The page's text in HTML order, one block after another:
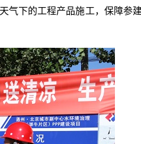
下的工程产品施工，保障参建